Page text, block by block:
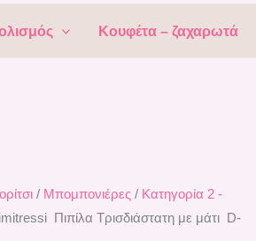
Κουφέτα – ζαχαρωτά
/ Μπομπονιέρες / Κατηγορία 2 -
Πιπίλα Τρισδιάστατη με μάτι D-